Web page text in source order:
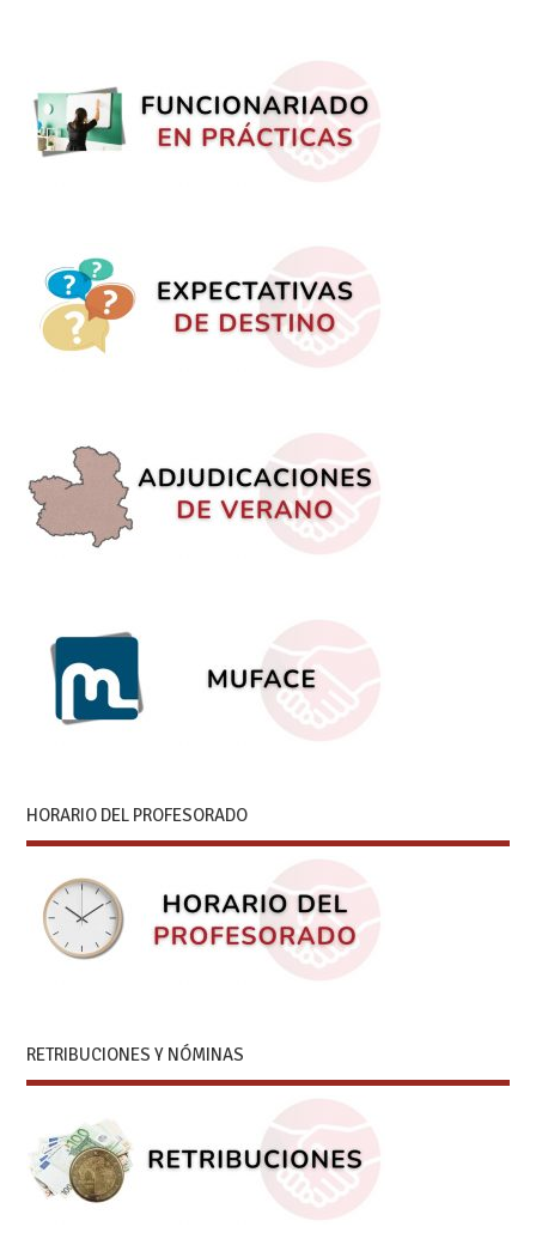
HORARIO DEL PROFESORADO
RETRIBUCIONES Y NÓMINAS